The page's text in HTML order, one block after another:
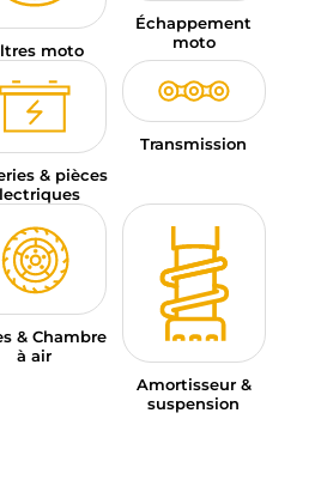
CADEAUX
€ — MODIFIER
moto
Échappement
moto
& pièces
Transmission
& Chambre
à air
Amortisseur &
suspension